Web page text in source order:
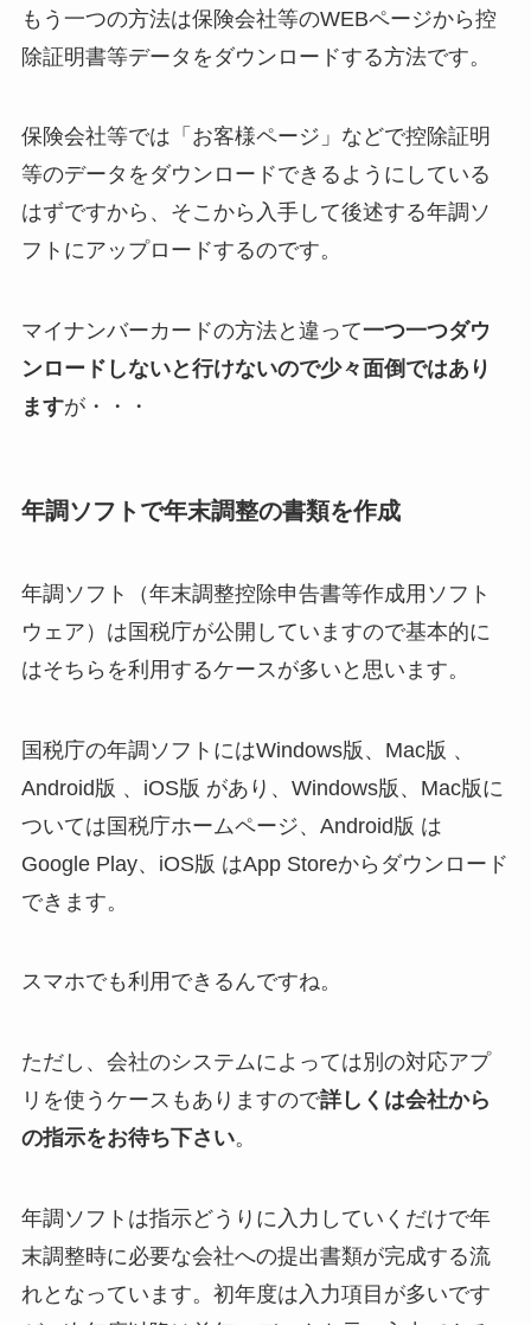
もう一つの方法は保険会社等のWEBページから控
除証明書等データをダウンロードする方法です。
保険会社等では「お客様ページ」などで控除証明
等のデータをダウンロードできるようにしている
はずですから、そこから入手して後述する年調ソ
フトにアップロードするのです。
マイナンバーカードの方法と違って一つ一つダウ
ンロードしないと行けないので少々面倒ではあり
ますが・・・
年調ソフトで年末調整の書類を作成
年調ソフト（年末調整控除申告書等作成用ソフト
ウェア）は国税庁が公開していますので基本的に
はそちらを利用するケースが多いと思います。
国税庁の年調ソフトにはWindows版、Mac版 、
Android版 、iOS版 があり、Windows版、Mac版に
ついては国税庁ホームページ、Android版 は
Google Play、iOS版 はApp Storeからダウンロード
できます。
スマホでも利用できるんですね。
ただし、会社のシステムによっては別の対応アプ
リを使うケースもありますので詳しくは会社から
の指示をお待ち下さい。
年調ソフトは指示どうりに入力していくだけで年
末調整時に必要な会社への提出書類が完成する流
れとなっています。初年度は入力項目が多いです